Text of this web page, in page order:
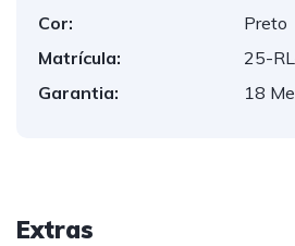
Cor:
Preto
Matrícula:
25-
Garantia:
18
Extras